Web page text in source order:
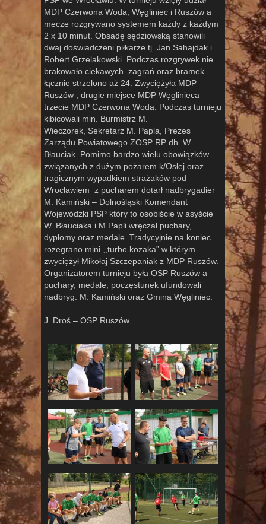
MDP Czerwona Woda, Węgliniec i Ruszów a
mecze rozgrywano systemem każdy z każdym
2 x 10 minut. Obsadę sędziowską stanowili
dwaj doświadczeni piłkarze tj. Jan Sahajdak i
Robert Grzelakowski. Podczas rozgrywek nie
brakowało ciekawych zagrań oraz bramek –
łącznie strzelono aż 24. Zwyciężyła MDP
Ruszów , drugie miejsce MDP Węglinieca
trzecie MDP Czerwona Woda. Podczas turnieju
kibicowali min. Burmistrz M.
Wieczorek, Sekretarz M. Papla, Prezes
Zarządu Powiatowego ZOSP RP dh. W.
Błauciak. Pomimo bardzo wielu obowiązków
związanych z dużym pożarem k/Osłej oraz
tragicznym wypadkiem strażaków pod
Wrocławiem z pucharem dotarł nadbrygadier
M. Kamiński – Dolnośląski Komendant
Wojewódzki PSP który to osobiście w asyście
W. Błauciaka i M.Papli wręczał puchary,
dyplomy oraz medale. Tradycyjnie na koniec
rozegrano mini ,,turbo kozaka” w którym
zwyciężył Mikołaj Szczepaniak z MDP Ruszów.
Organizatorem turnieju była OSP Ruszów a
puchary, medale, poczęstunek ufundowali
nadbryg. M. Kamiński oraz Gmina Węgliniec.
J. Droś – OSP Ruszów